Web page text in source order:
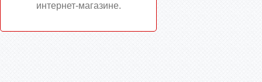
интернет-магазине.